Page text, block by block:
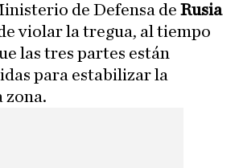
de Defensa de Rusia
violar la tregua, al tiempo
las tres partes están
para estabilizar la
zona.